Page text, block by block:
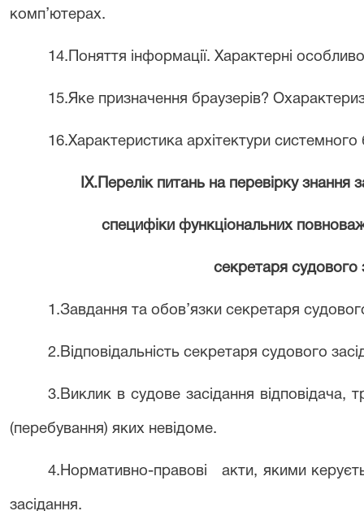
комп’ютерах.
14.Поняття інформації. Характерні
15.Яке призначення браузерів?
16.Характеристика архітектури системного
IX. Перелік питань на перевірку
специфіки функціональних
секретаря судового
1.Завдання та обов’язки секретаря
2.Відповідальність секретаря судового
3.Виклик в судове засідання відповідача,
(перебування) яких невідоме.
4.Нормативно-правові акти, якими
засідання.